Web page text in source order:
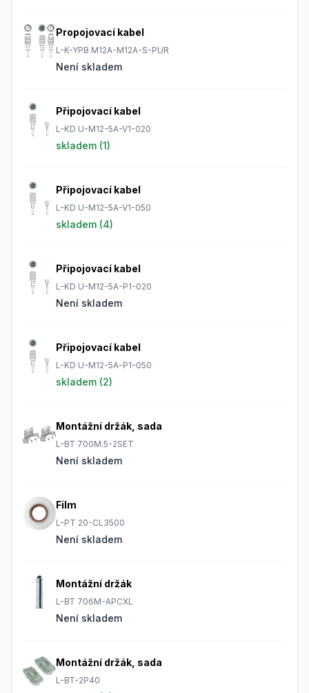
Propojovací kabel
L-K-YPB M12A-M12A-S-PUR
Není skladem
Připojovací kabel
L-KD U-M12-5A-V1-020
skladem (1)
Připojovací kabel
L-KD U-M12-5A-V1-050
skladem (4)
Připojovací kabel
L-KD U-M12-5A-P1-020
Není skladem
Připojovací kabel
L-KD U-M12-5A-P1-050
skladem (2)
Montážní držák, sada
L-BT 700M.5-2SET
Není skladem
Film
L-PT 20-CL3500
Není skladem
Montážní držák
L-BT 706M-APCXL
Není skladem
Montážní držák, sada
L-BT-2P40